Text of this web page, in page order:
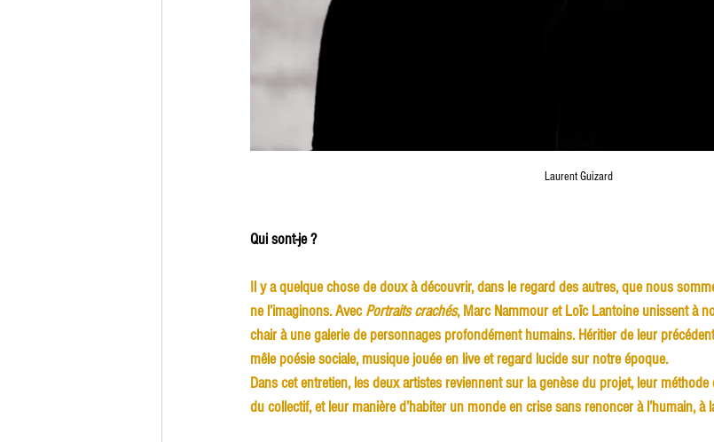
Laurent Guizard
Qui sont-je ?
Il y a quelque chose de doux à découvrir, dans le regard des autres, que nous
ne l’imaginons. Avec Portraits crachés, Marc Nammour et Loïc Lantoine unissent à
chair à une galerie de personnages profondément humains. Héritier de leur
mêle poésie sociale, musique jouée en live et regard lucide sur notre époque.
Dans cet entretien, les deux artistes reviennent sur la genèse du projet, leur méthode
du collectif, et leur manière d’habiter un monde en crise sans renoncer à l’humain, à